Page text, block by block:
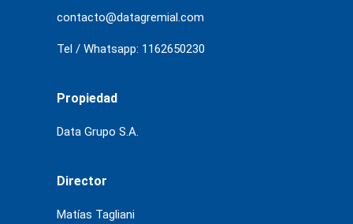
contacto@datagremial.com
Tel / Whatsapp: 1162650230
Propiedad
Data Grupo S.A.
Director
Matías Tagliani